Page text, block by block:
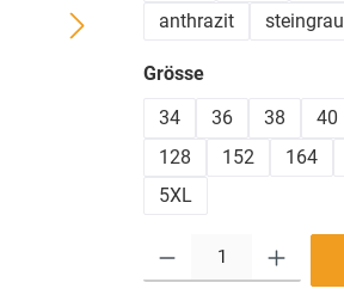
anthrazit
steingrau
Grösseauswählen
34
36 38 40
128
152 164
5XL